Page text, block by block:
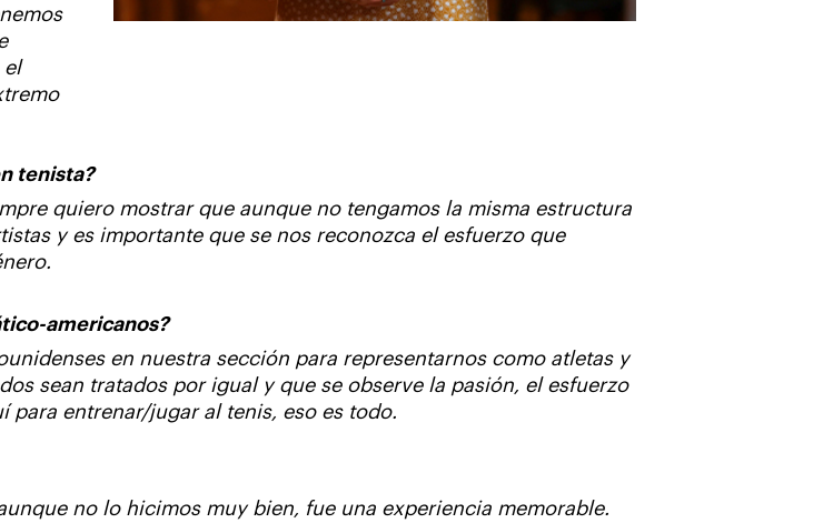
el
tenista?
quiero mostrar que aunque no tengamos la misma estructura
y es importante que se nos reconozca el esfuerzo que
americanos?
en nuestra sección para representarnos como atletas y
sean tratados por igual y que se observe la pasión, el esfuerzo
para entrenar/jugar al tenis, eso es todo.
no lo hicimos muy bien, fue una experiencia memorable.